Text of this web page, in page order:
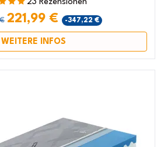
23 Rezensionen
221,99 € -347,22 €
WEITERE INFOS